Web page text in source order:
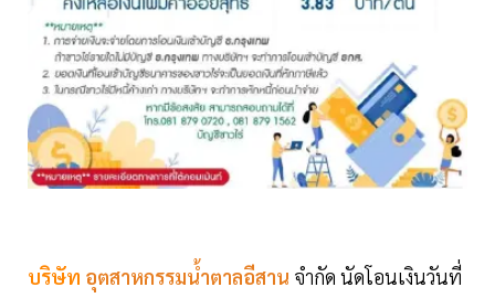
บริษัท อุตสาหกรรมน้ำตาลอีสาน จำกัด นัดโอนเงินวันที่